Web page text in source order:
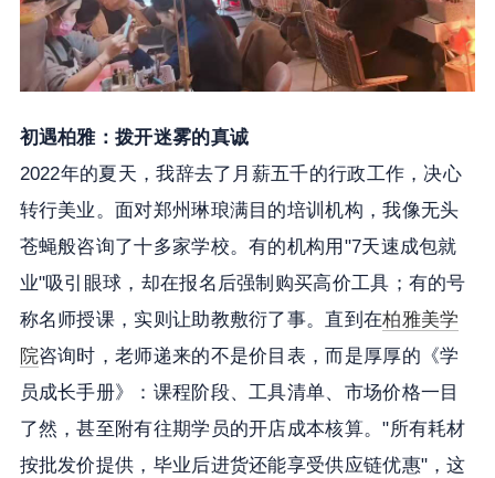
初遇柏雅：拨开迷雾的真诚
2022年的夏天，我辞去了月薪五千的行政工作，决心
转行美业。面对郑州琳琅满目的培训机构，我像无头
苍蝇般咨询了十多家学校。有的机构用"7天速成包就
业"吸引眼球，却在报名后强制购买高价工具；有的号
称名师授课，实则让助教敷衍了事。直到在柏雅美学
院咨询时，老师递来的不是价目表，而是厚厚的《学
员成长手册》：课程阶段、工具清单、市场价格一目
了然，甚至附有往期学员的开店成本核算。"所有耗材
按批发价提供，毕业后进货还能享受供应链优惠"，这